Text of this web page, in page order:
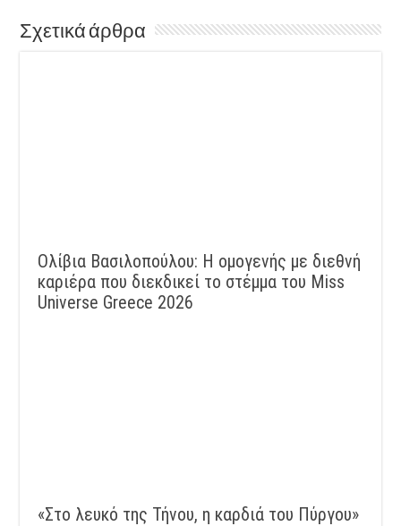
Σχετικά άρθρα
Ολίβια Βασιλοπούλου: Η ομογενής με διεθνή
καριέρα που διεκδικεί το στέμμα του Miss
Universe Greece 2026
«Στο λευκό της Τήνου, η καρδιά του Πύργου»